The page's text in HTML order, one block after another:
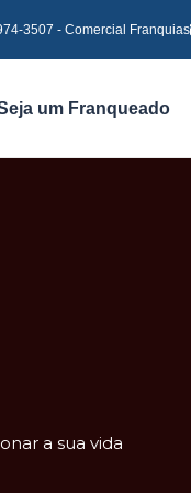
3507 - Comercial Franquias
um Franqueado
a sua vida